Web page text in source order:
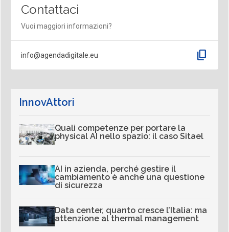
Contattaci
Vuoi maggiori informazioni?
info@agendadigitale.eu content_copy
InnovAttori
Quali competenze per portare la
physical AI nello spazio: il caso Sitael
AI in azienda, perché gestire il
cambiamento è anche una questione
di sicurezza
Data center, quanto cresce l’Italia: ma
attenzione al thermal management